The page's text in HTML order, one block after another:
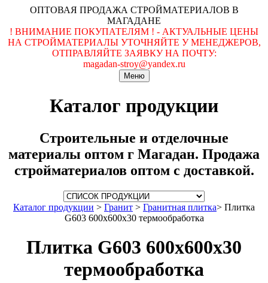
ОПТОВАЯ ПРОДАЖА СТРОЙМАТЕРИАЛОВ В
МАГАДАНЕ
! ВНИМАНИЕ ПОКУПАТЕЛЯМ ! - АКТУАЛЬНЫЕ ЦЕНЫ
НА СТРОЙМАТЕРИАЛЫ УТОЧНЯЙТЕ У МЕНЕДЖЕРОВ,
ОТПРАВЛЯЙТЕ ЗАЯВКУ НА ПОЧТУ:
magadan-stroy@yandex.ru
Меню
Каталог продукции
Строительные и отделочные
материалы оптом г Магадан. Продажа
стройматериалов оптом с доставкой.
Каталог продукции > Гранит > Гранитная плитка> Плитка
G603 600х600х30 термообработка
Плитка G603 600х600х30
термообработка